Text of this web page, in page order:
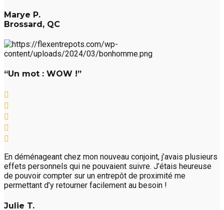
Marye P.
Brossard, QC
“Un mot : WOW !”
En déménageant chez mon nouveau conjoint, j’avais plusieurs
effets personnels qui ne pouvaient suivre. J’étais heureuse
de pouvoir compter sur un entrepôt de proximité me
permettant d’y retourner facilement au besoin !
Julie T.